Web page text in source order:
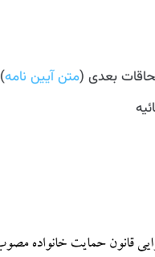
متن آیین نامه)